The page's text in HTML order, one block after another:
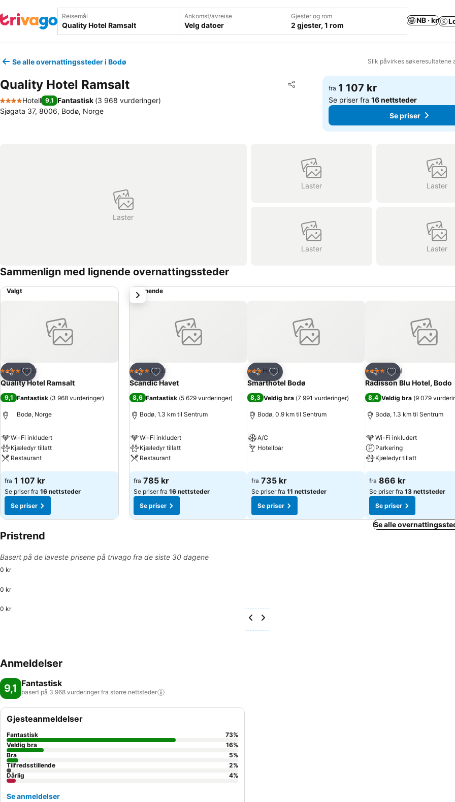
Reisemål Ankomst/avreise
Velg datoer
Gjester og rom
2 gjester, 1 rom
NB · kr
Se alle overnattingssteder i Bodø Slik påvirkes søkeresultatene
Quality Hotel Ramsalt Del
Legg til i favoritter
4 Stjerner
Hotell 9,1 Fantastisk (3 968 vurderinger)
Sjøgata 37, 8006, Bodø, Norge
fra 1 107 kr
Se priser fra16 nettsteder
Se priser
Laster
Laster Laster
Laster Laster
Sammenlign med lignende overnattingssteder
Valgt
Del
Legg til i favoritter
4 StjernerHotell
Quality Hotel Ramsalt
9,1 Fantastisk (3 968 vurderinger)
Bodø, Norge
Wi-Fi inkludert
Kjæledyr tillatt
Restaurant
Se priser
fra 1 107 kr
Se priser fra 16 nettsteder
Se priser
Lignende
Del
Legg til i favoritter
4 StjernerHotell
Scandic Havet
8,6 Fantastisk (5 629 vurderinger)
Bodø, 1.3 km til Sentrum
Wi-Fi inkludert
Kjæledyr tillatt
Restaurant
Se priser
fra 785 kr
Se priser fra 16 nettsteder
Se priser
Del
Legg til i favoritter
3 Stjerner
Hotell
Smarthotel Bodø
8,3 Veldig bra (7 991 vurderinger)
Bodø, 0.9 km til Sentrum
A/C
Hotellbar
fra 735 kr
Se priser fra 11 nettsteder
Se priser
Del
Legg til i favoritter
4 StjernerHotell
Radisson Blu Hotel, Bodo
8,4 Veldig bra (9 079
Bodø, 1.3 km til Sentrum
Wi-Fi inkludert
Parkering
Kjæledyr tillatt
Se priser
fra 866 kr
Se priser fra 13 nettsteder
Se priser
Neste
Se alle
Pristrend
Basert på de laveste prisene på trivago fra de siste 30 dagene
0 kr
0 kr
0 kr
Anmeldelser
9,1 Fantastisk
basert på 3 968 vurderinger fra større nettsteder
Gjesteanmeldelser
Fantastisk 73%
Veldig bra
16%
Bra
5%
Tilfredsstillende
2%
Dårlig
4%
Se anmeldelser